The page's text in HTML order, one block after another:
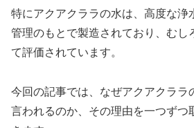
特にアクアクララの水は、高度な浄
管理のもとで製造されており、むし
て評価されています。
今回の記事では、なぜアクアクララ
言われるのか、その理由を一つずつ